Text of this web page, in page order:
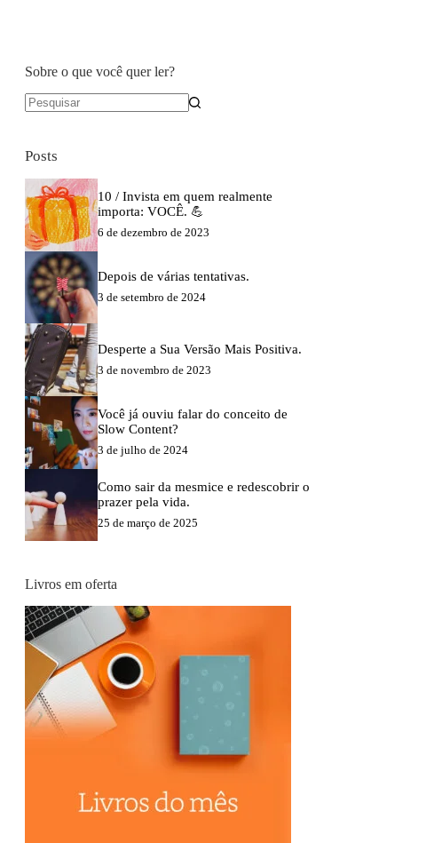
Sobre o que você quer ler?
Posts
10 / Invista em quem realmente
importa: VOCÊ. 💪
6 de dezembro de 2023
Depois de várias tentativas.
3 de setembro de 2024
Desperte a Sua Versão Mais Positiva.
3 de novembro de 2023
Você já ouviu falar do conceito de
Slow Content?
3 de julho de 2024
Como sair da mesmice e redescobrir o
prazer pela vida.
25 de março de 2025
Livros em oferta